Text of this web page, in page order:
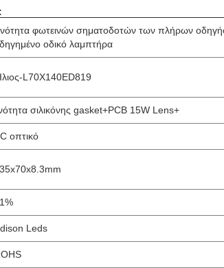
φωτεινών σηματοδοτών των πλήρων
οδικό λαμπτήρα
L70X140ED819
σιλικόνης gasket+PCB 15W Lens+
οπτικό
Leds